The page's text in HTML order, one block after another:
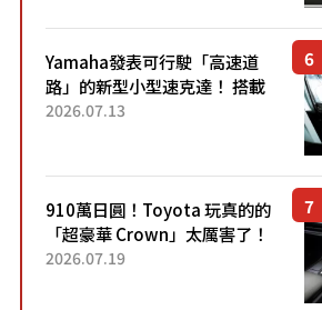
Yamaha發表可行駛「高速道
路」的新型小型速克達！ 搭載
能享受超強勁「渦輪感」的動
2026.07.13
910萬日圓！Toyota 玩真的的
「超豪華 Crown」太厲害了！
採用由「匠人技藝」打造的
2026.07.19